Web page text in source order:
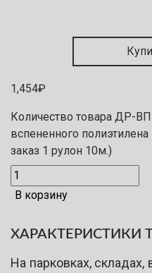
1,454₽
Количество товара ДР-
вспененного
заказ 1 рулон 10м.)
В корзину
ХАРАКТЕРИСТИКИ
На парковках,